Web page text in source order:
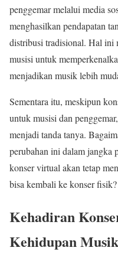
penggemar melalui media
menghasilkan pendapatan
distribusi tradisional. Hal ini
musisi untuk
menjadikan musik lebih
Sementara itu, meskipun
untuk musisi dan
menjadi tanda tanya.
perubahan ini dalam jangka
konser virtual akan tetap
bisa kembali ke konser fisik?
Kehadiran
Kehidupan